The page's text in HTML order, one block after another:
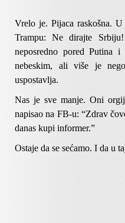
Vrelo je. Pijaca raskošna.
Trampu: Ne dirajte
neposredno pored Putina
nebeskim, ali više je
uspostavlja.
Nas je sve manje. Oni
napisao na FB-u: “Zdrav
danas kupi informer.”
Ostaje da se sećamo. I da u